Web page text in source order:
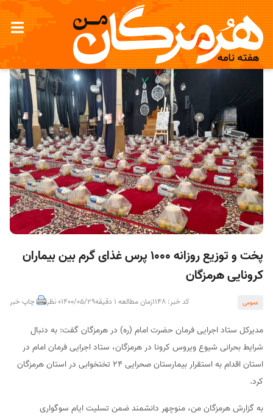
پخت و توزیع روزانه ۱۰۰۰ پرس غذای گرم بین بیماران
کرونایی هرمزگان
عمومی کد خبر: 1148 زمان مطالعه 1 دقیقه 1400/05/290 نظر چاپ خبر
مدیرکل ستاد اجرایی فرمان حضرت امام (ره) در هرمزگان گفت: به دنبال
شرایط بحرانی شیوع ویروس کرونا در هرمزگان، ستاد اجرایی فرمان امام در
استان اقدام به استقرار بیمارستان صحرایی ۲۴ تختخوابی در استان هرمزگان
کرد.
به گزارش هرمزگان من، منوچهر دانشمند ضمن تسلیت ایام سوگواری